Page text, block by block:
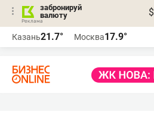
забронируй
валюту
$
Казань21.7° Москва17.9°